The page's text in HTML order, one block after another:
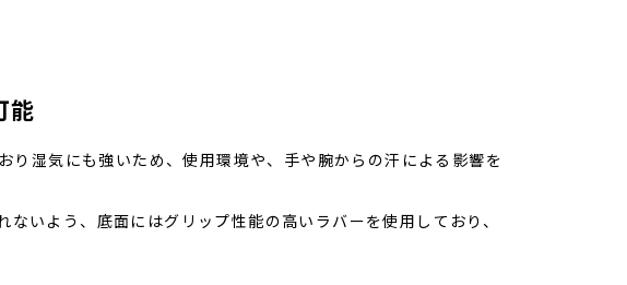
能
り湿気にも強いため、使用環境や、手や腕からの汗による影響を
いよう、底面にはグリップ性能の高いラバーを使用しており、